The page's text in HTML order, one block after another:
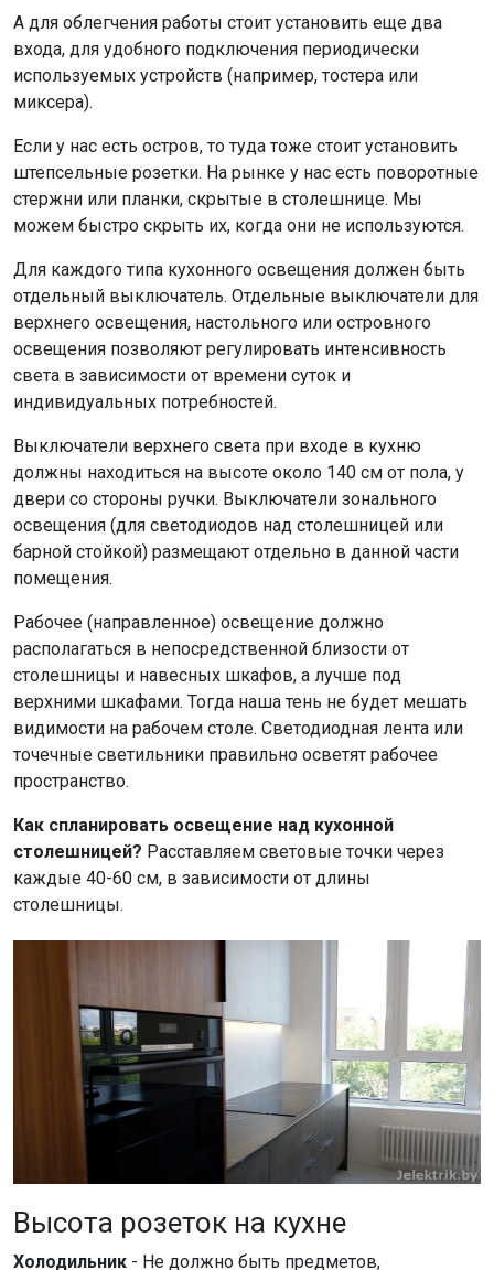
А для облегчения работы стоит установить еще два
входа, для удобного подключения периодически
используемых устройств (например, тостера или
миксера).
Если у нас есть остров, то туда тоже стоит установить
штепсельные розетки. На рынке у нас есть поворотные
стержни или планки, скрытые в столешнице. Мы
можем быстро скрыть их, когда они не используются.
Для каждого типа кухонного освещения должен быть
отдельный выключатель. Отдельные выключатели для
верхнего освещения, настольного или островного
освещения позволяют регулировать интенсивность
света в зависимости от времени суток и
индивидуальных потребностей.
Выключатели верхнего света при входе в кухню
должны находиться на высоте около 140 см от пола, у
двери со стороны ручки. Выключатели зонального
освещения (для светодиодов над столешницей или
барной стойкой) размещают отдельно в данной части
помещения.
Рабочее (направленное) освещение должно
располагаться в непосредственной близости от
столешницы и навесных шкафов, а лучше под
верхними шкафами. Тогда наша тень не будет мешать
видимости на рабочем столе. Светодиодная лента или
точечные светильники правильно осветят рабочее
пространство.
Как спланировать освещение над кухонной
столешницей? Расставляем световые точки через
каждые 40-60 см, в зависимости от длины
столешницы.
Высота розеток на кухне
Холодильник - Не должно быть предметов,